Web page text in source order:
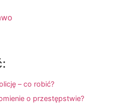
– co robić?
o przestępstwie?